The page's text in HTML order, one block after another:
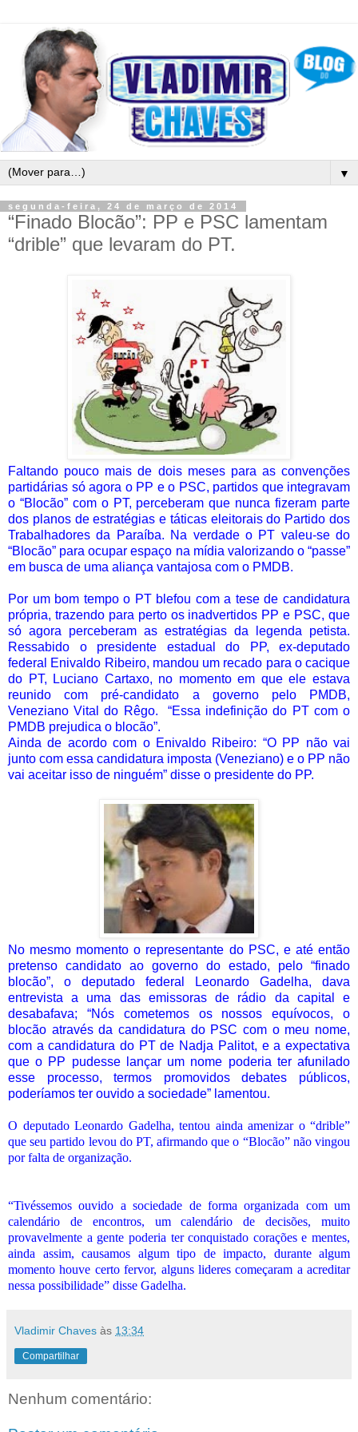
▼
segunda-feira, 24 de março de 2014
“Finado Blocão”: PP e PSC lamentam
“drible” que levaram do PT.
Faltando pouco mais de dois meses para as convenções
partidárias só agora o PP e o PSC, partidos que integravam
o “Blocão” com o PT, perceberam que nunca fizeram parte
dos planos de estratégias e táticas eleitorais do Partido dos
Trabalhadores da Paraíba. Na verdade o PT valeu-se do
“Blocão” para ocupar espaço na mídia valorizando o “passe”
em busca de uma aliança vantajosa com o PMDB.
Por um bom tempo o PT blefou com a tese de candidatura
própria, trazendo para perto os inadvertidos PP e PSC, que
só agora perceberam as estratégias da legenda petista.
Ressabido o presidente estadual do PP, ex-deputado
federal Enivaldo Ribeiro, mandou um recado para o cacique
do PT, Luciano Cartaxo, no momento em que ele estava
reunido com pré-candidato a governo pelo PMDB,
Veneziano Vital do Rêgo.
“Essa indefinição do PT com o
PMDB prejudica o blocão”.
Ainda de acordo com o Enivaldo Ribeiro: “O PP não vai
junto com essa candidatura imposta (Veneziano) e o PP não
vai aceitar isso de ninguém” disse o presidente do PP.
No mesmo momento o representante do PSC, e até então
pretenso candidato ao governo do estado, pelo “finado
blocão”, o deputado federal Leonardo Gadelha, dava
entrevista a uma das emissoras de rádio da capital e
desabafava; “Nós cometemos os nossos equívocos, o
blocão através da candidatura do PSC com o meu nome,
com a candidatura do PT de Nadja Palitot, e a expectativa
que o PP pudesse lançar um nome poderia ter afunilado
esse processo, termos promovidos debates públicos,
poderíamos ter ouvido a sociedade” lamentou.
O deputado Leonardo Gadelha, tentou ainda amenizar o “drible”
que seu partido levou do PT, afirmando que o “Blocão” não vingou
por falta de organização.
“Tivéssemos ouvido a sociedade de forma organizada com um
calendário de encontros, um calendário de decisões, muito
provavelmente a gente poderia ter conquistado corações e mentes,
ainda assim, causamos algum tipo de impacto, durante algum
momento houve certo fervor, alguns lideres começaram a acreditar
nessa possibilidade” disse Gadelha.
Vladimir Chaves às 13:34
Compartilhar
Nenhum comentário: